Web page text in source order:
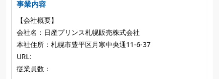
事業内容
【会社概要】
会社名：日産プリンス札幌販売株式会社
本社住所：札幌市豊平区月寒中央通11-6-37
URL:
従業員数：